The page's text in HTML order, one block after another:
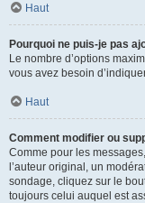
Haut
Pourquoi ne puis-je pas
Le nombre d’options
vous avez besoin
Haut
Comment modifier ou
Comme pour les
l’auteur original, un
sondage, cliquez sur le
toujours celui auquel est